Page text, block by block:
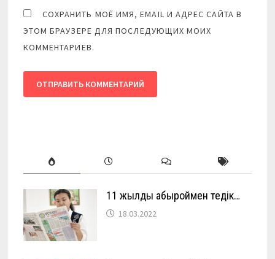
СОХРАНИТЬ МОЁ ИМЯ, EMAIL И АДРЕС САЙТА В
ЭТОМ БРАУЗЕРЕ ДЛЯ ПОСЛЕДУЮЩИХ МОИХ
КОММЕНТАРИЕВ.
11 жылды абыроймен өтедік…
18.03.2022